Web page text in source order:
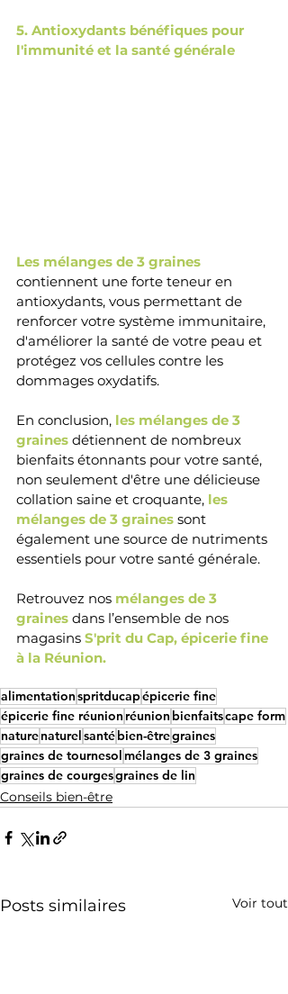
5. Antioxydants bénéfiques pour
l'immunité et la santé générale
Les mélanges de 3 graines
contiennent une forte teneur en
antioxydants, vous permettant de
renforcer votre système immunitaire,
d'améliorer la santé de votre peau et
protégez vos cellules contre les
dommages oxydatifs.
En conclusion, les mélanges de 3
graines détiennent de nombreux
bienfaits étonnants pour votre santé,
non seulement d'être une délicieuse
collation saine et croquante, les
mélanges de 3 graines sont
également une source de nutriments
essentiels pour votre santé générale.
Retrouvez nos mélanges de 3
graines dans l’ensemble de nos
magasins S'prit du Cap, épicerie fine
à la Réunion.
alimentationspritducapépicerie fine
épicerie fine réunion réunion bienfaitscape form
naturenaturelsantébien-êtregraines
graines de tournesolmélanges de 3 graines
graines de courgesgraines de lin
Conseils bien-être
Posts similaires Voir tout